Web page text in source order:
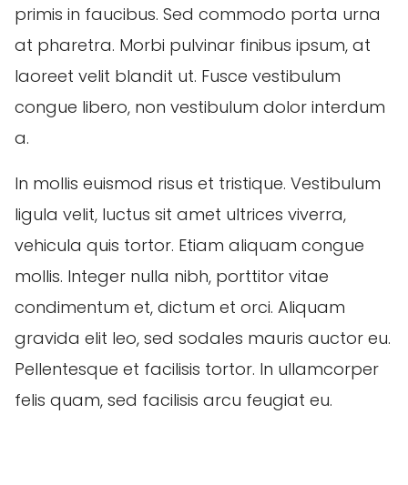
primis in faucibus. Sed commodo porta urna
at pharetra. Morbi pulvinar finibus ipsum, at
laoreet velit blandit ut. Fusce vestibulum
congue libero, non vestibulum dolor interdum
a.
In mollis euismod risus et tristique. Vestibulum
ligula velit, luctus sit amet ultrices viverra,
vehicula quis tortor. Etiam aliquam congue
mollis. Integer nulla nibh, porttitor vitae
condimentum et, dictum et orci. Aliquam
gravida elit leo, sed sodales mauris auctor eu.
Pellentesque et facilisis tortor. In ullamcorper
felis quam, sed facilisis arcu feugiat eu.